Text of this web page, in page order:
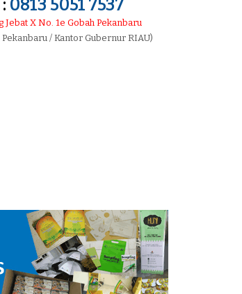
0813 5051 7537
Jebat X No. 1e Gobah Pekanbaru
/ Kantor Gubernur RIAU)